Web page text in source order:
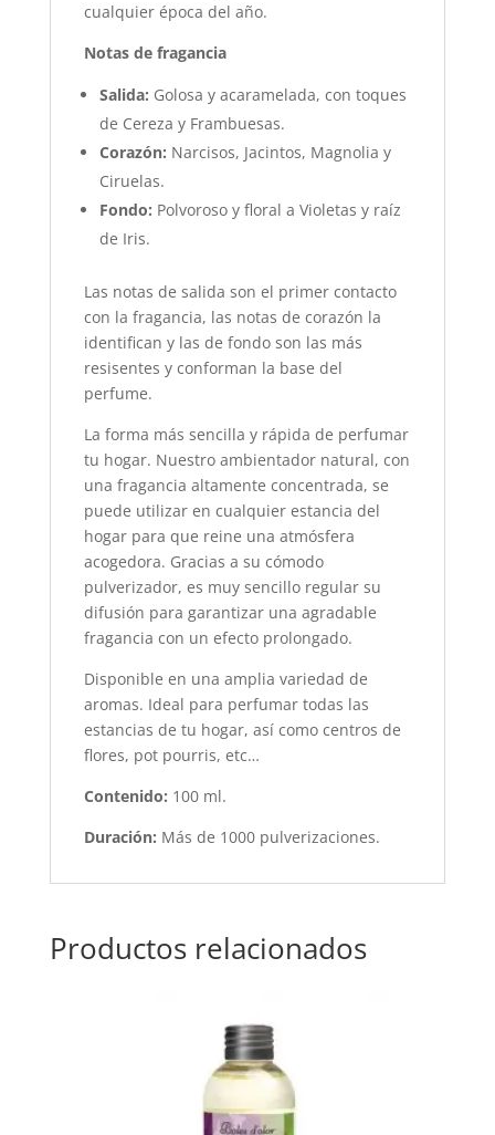
cualquier época del año.
Notas de fragancia
Salida: Golosa y acaramelada, con toques
de Cereza y Frambuesas.
Corazón: Narcisos, Jacintos, Magnolia y
Ciruelas.
Fondo: Polvoroso y floral a Violetas y raíz
de Iris.
Las notas de salida son el primer contacto
con la fragancia, las notas de corazón la
identifican y las de fondo son las más
resisentes y conforman la base del
perfume.
La forma más sencilla y rápida de perfumar
tu hogar. Nuestro ambientador natural, con
una fragancia altamente concentrada, se
puede utilizar en cualquier estancia del
hogar para que reine una atmósfera
acogedora. Gracias a su cómodo
pulverizador, es muy sencillo regular su
difusión para garantizar una agradable
fragancia con un efecto prolongado.
Disponible en una amplia variedad de
aromas. Ideal para perfumar todas las
estancias de tu hogar, así como centros de
flores, pot pourris, etc…
Contenido: 100 ml.
Duración: Más de 1000 pulverizaciones.
Productos relacionados